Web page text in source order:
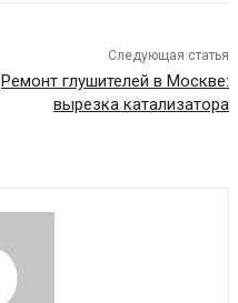
Следующая статья
Ремонт глушителей в Москве:
вырезка катализатора